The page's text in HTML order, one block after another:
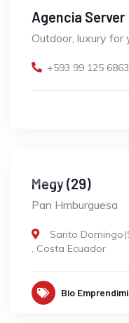
Agencia Server
Outdoor, luxury for
+593 99 125 6863
Megy (29)
Pan Hmburguesa
Santo
, Costa Ecuador
Bio